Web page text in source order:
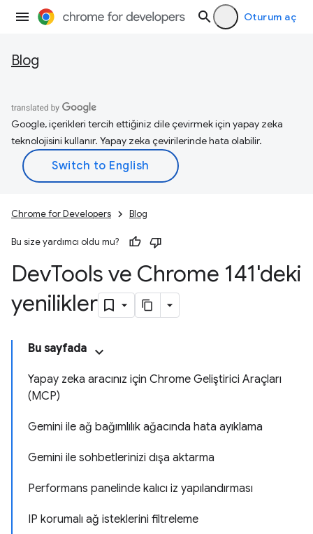
Oturum aç
Blog
Google, içerikleri tercih ettiğiniz dile çevirmek için yapay zeka
teknolojisini kullanır. Yapay zeka çevirilerinde hata olabilir.
Chrome for Developers Blog
Bu size yardımcı oldu mu?
DevTools ve Chrome 141'deki
yenilikler
Bu sayfada
Yapay zeka aracınız için Chrome Geliştirici Araçları
(MCP)
Gemini ile ağ bağımlılık ağacında hata ayıklama
Gemini ile sohbetlerinizi dışa aktarma
Performans panelinde kalıcı iz yapılandırması
IP korumalı ağ isteklerini filtreleme